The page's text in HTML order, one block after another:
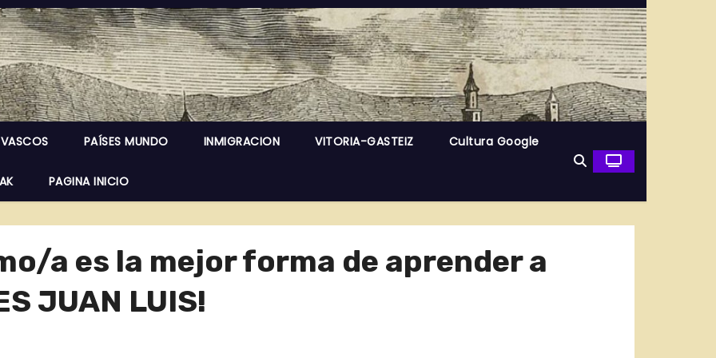
PAÍSES MUNDO INMIGRACION VITORIA-GASTEIZ Cultura Google
PAGINA INICIO
a es la mejor forma de aprender a
JUAN LUIS!